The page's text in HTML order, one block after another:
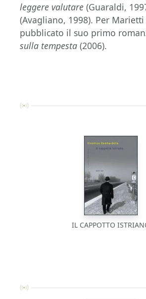
leggere valutare (Guaraldi,
(Avagliano, 1998). Per Marietti
pubblicato il suo primo
sulla tempesta (2006).
IL CAPPOTTO